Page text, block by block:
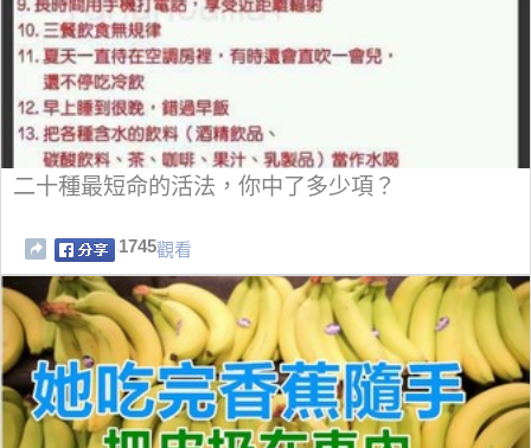
二十種最短命的活法，你中了多少項？
1745觀看